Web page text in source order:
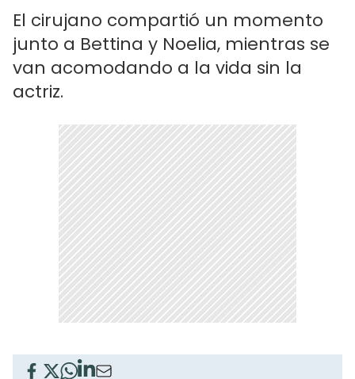
El cirujano compartió un momento
junto a Bettina y Noelia, mientras se
van acomodando a la vida sin la
actriz.